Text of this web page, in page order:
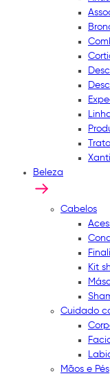
Beleza
Cabelos
Kit
Cuidado
Mãos e Pés